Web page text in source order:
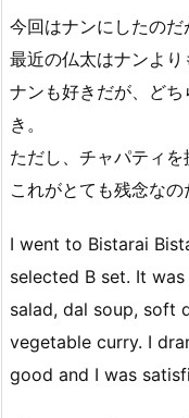
今回はナンにしたのだ
最近の仏太はナンより
ナンも好きだが、ど
き。
ただし、チャパティを
これがとても残念なの
I went to Bistarai
selected B set. It
salad, dal soup, soft
vegetable curry. I
good and I was